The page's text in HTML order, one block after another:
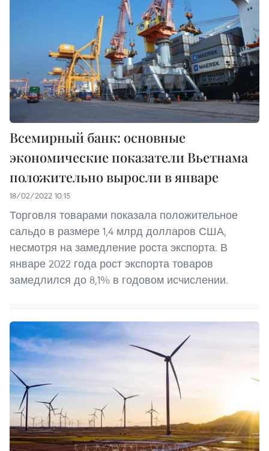
Всемирный банк: основные
экономические показатели Вьетнама
положительно выросли в январе
18/02/2022 10:15
Торговля товарами показала положительное
сальдо в размере 1,4 млрд долларов США,
несмотря на замедление роста экспорта. В
январе 2022 года рост экспорта товаров
замедлился до 8,1% в годовом исчислении.